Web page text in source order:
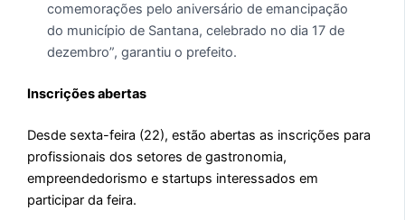
comemorações pelo aniversário de emancipação
do município de Santana, celebrado no dia 17 de
dezembro”, garantiu o prefeito.
Inscrições abertas
Desde sexta-feira (22), estão abertas as inscrições para
profissionais dos setores de gastronomia,
empreendedorismo e startups interessados em
participar da feira.